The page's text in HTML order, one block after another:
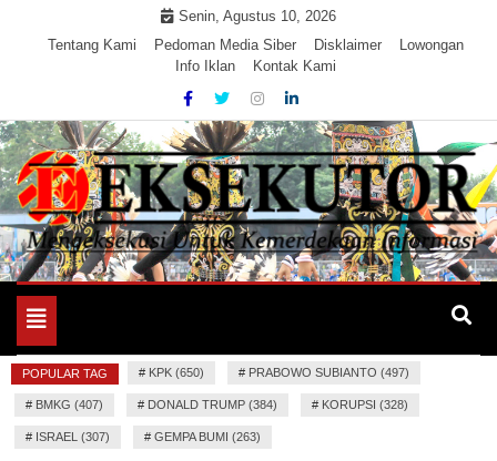
Senin, Agustus 10, 2026
Tentang Kami
Pedoman Media Siber Disklaimer
Lowongan
Info Iklan
Kontak Kami
EKSEKUTOR
Mengeksekusi Berita Untuk Kemerdekaan dan Keadilan
Toggle
navigation
POPULAR TAG # KPK (650) # PRABOWO SUBIANTO (497)
# BMKG (407) # DONALD TRUMP (384) # KORUPSI (328)
# ISRAEL (307) # GEMPA BUMI (263)